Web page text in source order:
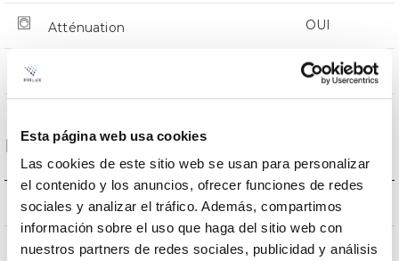
Esta página web usa cookies
Las cookies de este sitio web se usan para personalizar
el contenido y los anuncios, ofrecer funciones de redes
sociales y analizar el tráfico. Además, compartimos
información sobre el uso que haga del sitio web con
nuestros partners de redes sociales, publicidad y análisis
Atténuation OUI
CMR
Dimensions et montage
Dimensions 318 a 408x116mm
Empalmable NON